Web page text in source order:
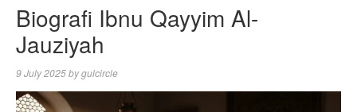
Biografi Ibnu Qayyim Al-
Jauziyah
9 July 2025bygulcircle